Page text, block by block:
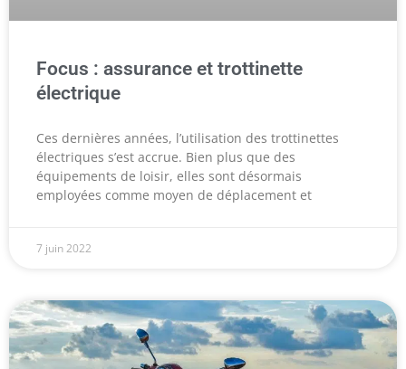
Focus : assurance et trottinette
électrique
Ces dernières années, l’utilisation des trottinettes
électriques s’est accrue. Bien plus que des
équipements de loisir, elles sont désormais
employées comme moyen de déplacement et
7 juin 2022